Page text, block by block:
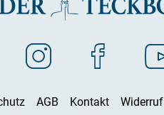
AGB Kontakt Widerruf